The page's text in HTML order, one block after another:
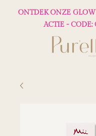
ONTDEK ONZE GLOW
ACTIE - CODE: